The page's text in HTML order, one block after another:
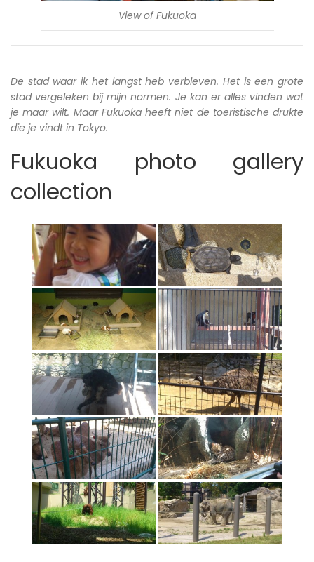
View of Fukuoka
De stad waar ik het langst heb verbleven. Het is een grote
stad vergeleken bij mijn normen. Je kan er alles vinden wat
je maar wilt. Maar Fukuoka heeft niet de toeristische drukte
die je vindt in Tokyo.
Fukuoka photo gallery
collection